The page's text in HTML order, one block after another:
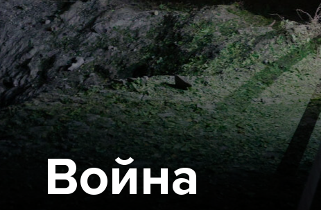
Война